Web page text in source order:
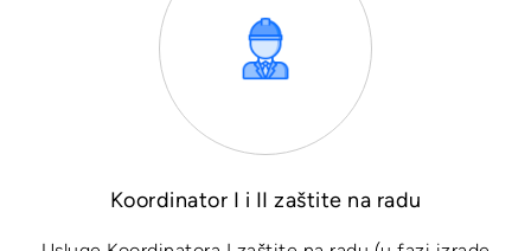
Koordinator I i II zaštite na radu